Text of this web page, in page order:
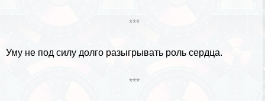
***
Уму не под силу долго разыгрывать роль сердца.
***